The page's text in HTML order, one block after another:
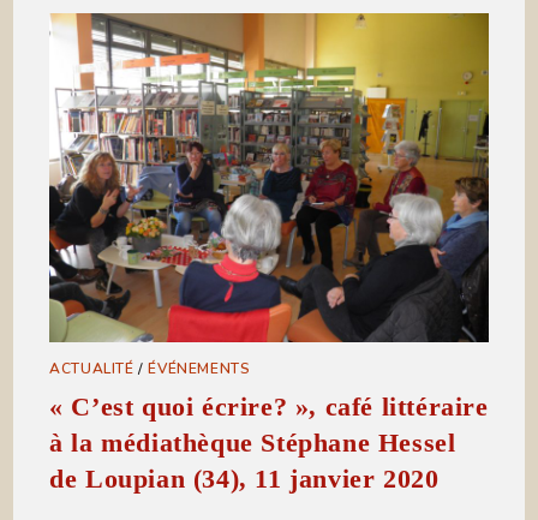
ACTUALITÉ /ÉVÉNEMENTS
« C’est quoi écrire? », café littéraire
à la médiathèque Stéphane Hessel
de Loupian (34), 11 janvier 2020